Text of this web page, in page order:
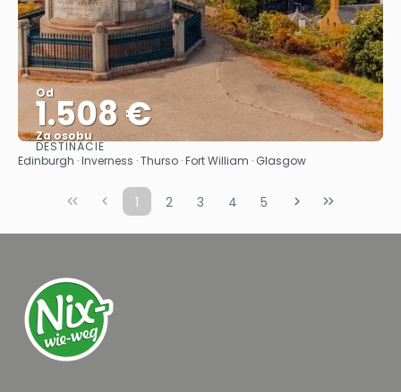
Od
1.508 €
Za osobu
Pozrieť sa
DESTINÁCIE
Edinburgh · Inverness · Thurso · Fort William · Glasgow
1 2 3 4 5